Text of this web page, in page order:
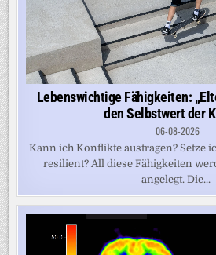
Lebenswichtige Fähigkeiten:
den Selbstwert der
06-08-2026
Kann ich Konflikte austragen? Setze
resilient? All diese Fähigkeiten
angelegt. Die...